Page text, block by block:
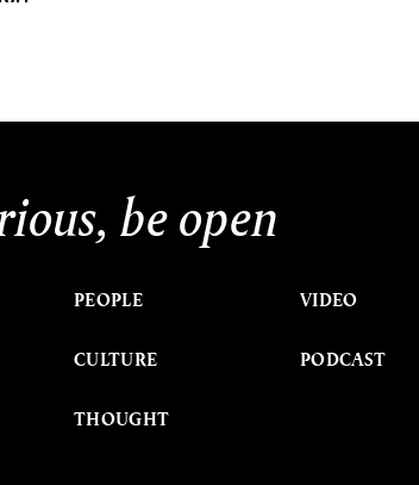
be open
PEOPLE
CULTURE
THOUGHT
VIDEO
PODCAST